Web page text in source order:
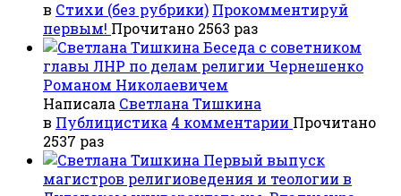
в Стихи (без рубрики) Прокомментируй
первым! Прочитано 2563 раз
Беседа с советником
главы ЛНР по делам религии Чернешенко
Романом Николаевичем
Написала Светлана Тишкина
в Публицистика 4 комментарии Прочитано
2537 раз
Первый выпуск
магистров религиоведения и теологии в